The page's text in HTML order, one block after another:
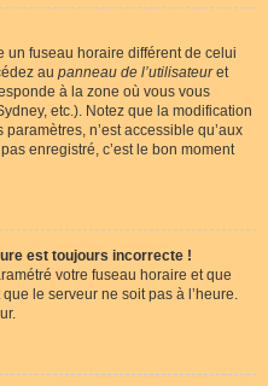
un fuseau horaire différent de celui
au panneau de l’utilisateuret
à la zone où vous vous
etc.). Notez que la modification
n’est accessible qu’aux
enregistré, c’est le bon moment
est toujours incorrecte !
votre fuseau horaire et que
le serveur ne soit pas à l’heure.